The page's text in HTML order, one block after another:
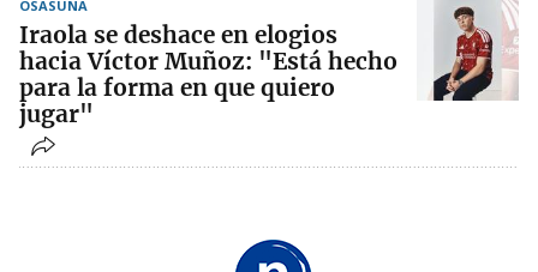
OSASUNA
Iraola se deshace en elogios
hacia Víctor Muñoz: "Está hecho
para la forma en que quiero
jugar"